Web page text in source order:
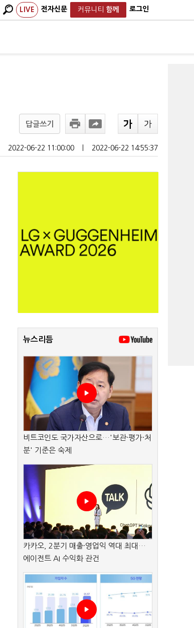
LIVE 전자신문 커뮤니티 함께 로그인
답글쓰기
2022-06-22 11:00:00 2022-06-22 14:55:37
뉴스리듬
비트코인도 국가자산으로…'보관·평가·처
분' 기준은 숙제
카카오, 2분기 매출·영업익 역대 최대…
에이전트 AI 수익화 관건